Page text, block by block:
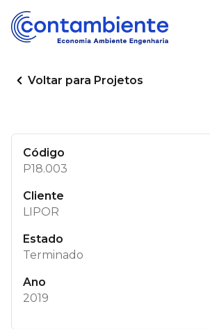
Voltar para Projetos
Código
P18.003
Cliente
LIPOR
Estado
Terminado
Ano
2019